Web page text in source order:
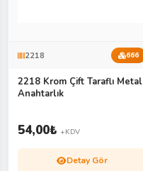
2218 666
2218 Krom Çift Taraflı Metal
Anahtarlık
54,00₺ +KDV
Detay Gör